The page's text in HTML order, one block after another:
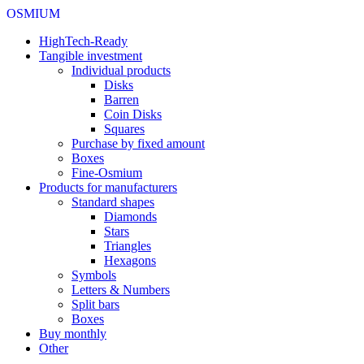
OSMIUM
HighTech-Ready
Tangible investment
Individual products
Disks
Barren
Coin Disks
Squares
Purchase by fixed amount
Boxes
Fine-Osmium
Products for manufacturers
Standard shapes
Diamonds
Stars
Triangles
Hexagons
Symbols
Letters & Numbers
Split bars
Boxes
Buy monthly
Other